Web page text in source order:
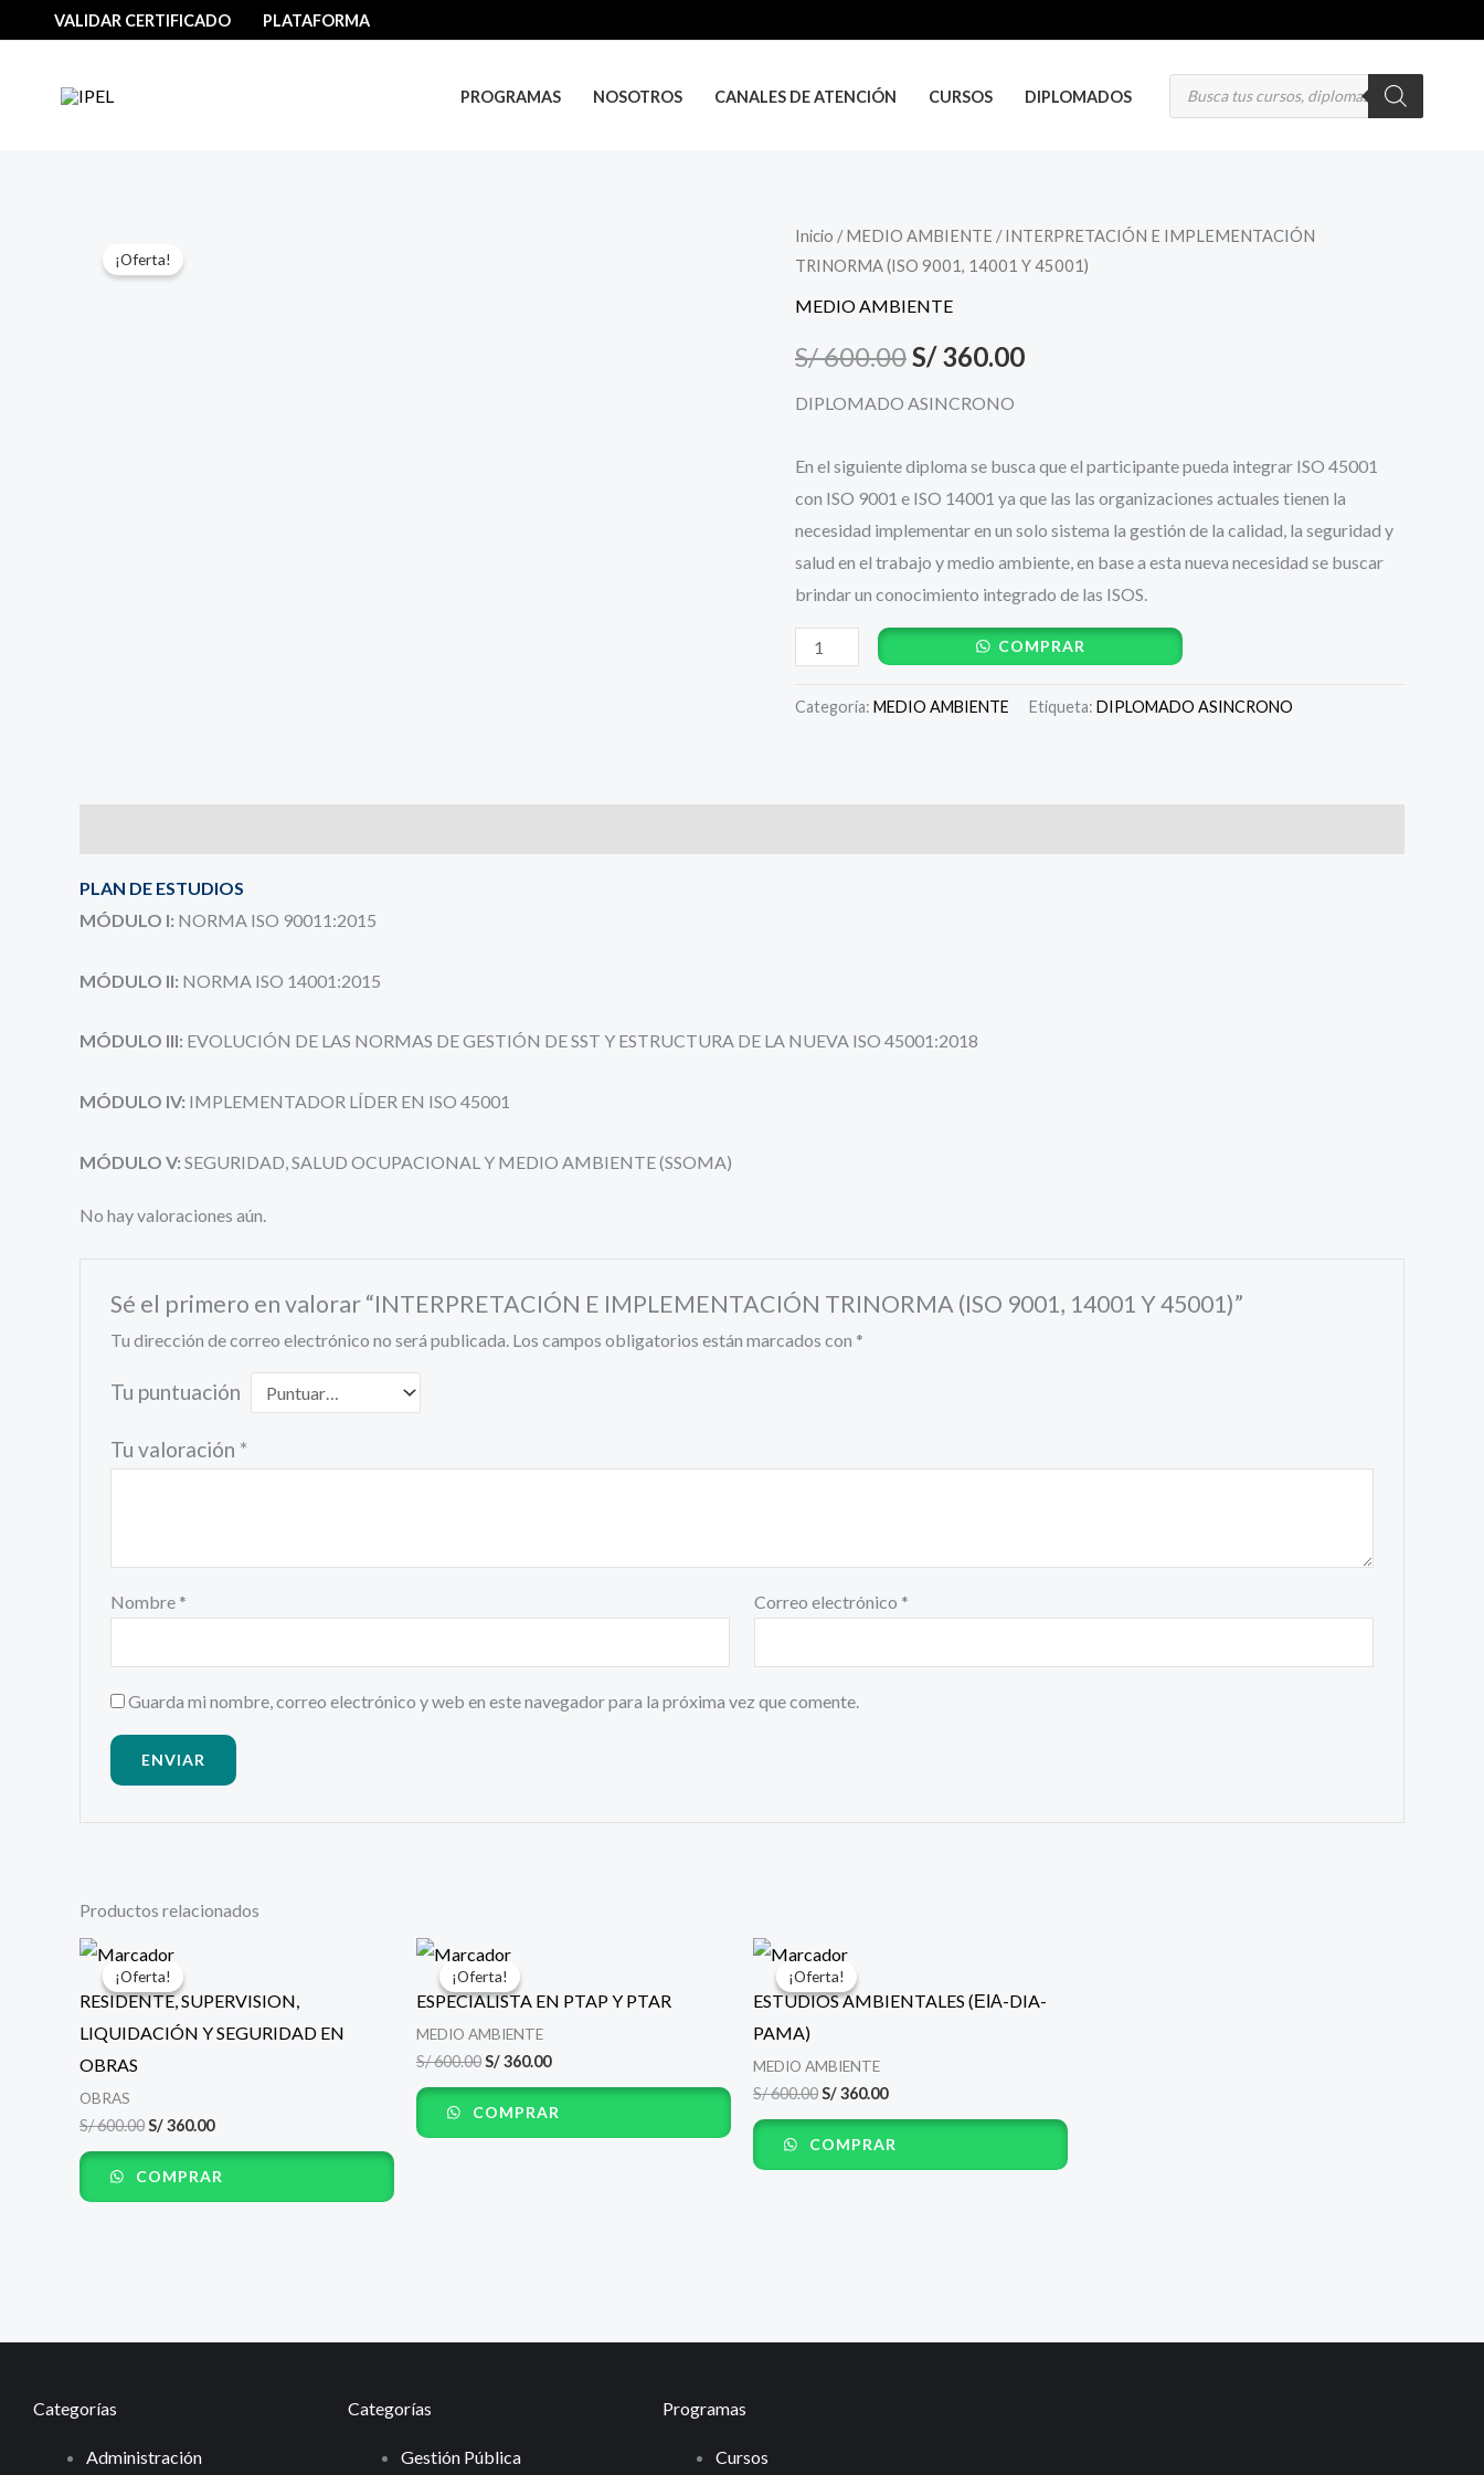
al
VALIDAR CERTIFICADO PLATAFORMA
PROGRAMAS NOSOTROS CANALES DE ATENCIÓN CURSOS DIPLOMADOS
Búsqueda
productos
¡Oferta!
Inicio /MEDIO AMBIENTE / INTERPRETACIÓN E IMPLEMENTACIÓN
TRINORMA (ISO 9001, 14001 Y 45001)
MEDIO AMBIENTE
S/600.00
El
precio
original
era:
S/360.00
El
DIPLOMADO ASINCRONO
En el siguiente diploma se busca que el participante pueda integrar ISO 45001
con ISO 9001 e ISO 14001 ya que las las organizaciones actuales tienen la
necesidad implementar en un solo sistema la gestión de la calidad, la seguridad y
salud en el trabajo y medio ambiente, en base a esta nueva necesidad se buscar
brindar un conocimiento integrado de las ISOS.
INTERPRETACIÓN
E
IMPLEMENTACIÓN
(ISO
9001,
Y
45001)
cantidad
COMPRAR
Categoría: MEDIO AMBIENTE Etiqueta: DIPLOMADO ASINCRONO
PLAN DE ESTUDIOS
MÓDULO I: NORMA ISO 90011:2015
MÓDULO II: NORMA ISO 14001:2015
MÓDULO III: EVOLUCIÓN DE LAS NORMAS DE GESTIÓN DE SST Y ESTRUCTURA DE LA NUEVA ISO 45001:2018
MÓDULO IV: IMPLEMENTADOR LÍDER EN ISO 45001
MÓDULO V: SEGURIDAD, SALUD OCUPACIONAL Y MEDIO AMBIENTE (SSOMA)
No hay valoraciones aún.
Sé el primero en valorar “INTERPRETACIÓN E IMPLEMENTACIÓN TRINORMA (ISO 9001, 14001 Y 45001)”
Tu dirección de correo electrónico no será publicada. Los campos obligatorios están marcados con *
Tu puntuación
Tu valoración *
Nombre * Correo electrónico *
Guarda mi nombre, correo electrónico y web en este navegador para la próxima vez que comente.
Productos relacionados
¡Oferta!
¡Oferta!
RESIDENTE, SUPERVISION,
LIQUIDACIÓN Y SEGURIDAD EN
OBRAS
OBRAS
S/600.00
El
precio
original
era:
S/ 600.00.
S/360.00
es:
S/ 360.00.
COMPRAR
¡Oferta!
¡Oferta!
ESPECIALISTA EN PTAP Y PTAR
MEDIO AMBIENTE
S/600.00
El
precio
original
era:
S/ 600.00.
S/360.00
es:
COMPRAR
¡Oferta!
¡Oferta!
ESTUDIOS AMBIENTALES (ΕΙΑ-DIA-
PAMA)
MEDIO AMBIENTE
S/600.00
El
precio
original
era:
S/360.00
es:
COMPRAR
Categorías
Administración
Categorías
Gestión Pública
Programas
Cursos